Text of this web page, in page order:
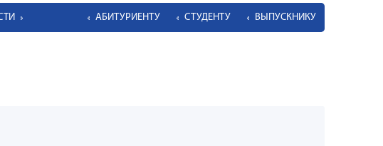
АБИТУРИЕНТУ СТУДЕНТУ ВЫПУСКНИКУ